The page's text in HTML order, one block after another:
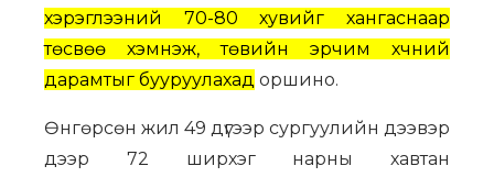
хэрэглээний 70-80 хувийг хангаснаар
төсвөө хэмнэж, төвийн эрчим хүчний
дарамтыг бууруулахад оршино.
Өнгөрсөн жил 49 дүгээр сургуулийн дээвэр
дээр 72 ширхэг нарны хавтан